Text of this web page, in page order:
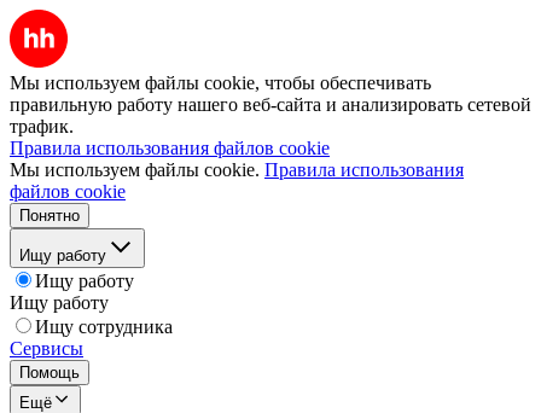
Мы используем файлы cookie, чтобы обеспечивать
правильную работу нашего веб-сайта и анализировать сетевой
трафик.
Правила использования файлов cookie
Мы используем файлы cookie. Правила использования
файлов cookie
Понятно
Ищу работу
Ищу работу
Ищу работу
Ищу сотрудника
Сервисы
Помощь
Ещё